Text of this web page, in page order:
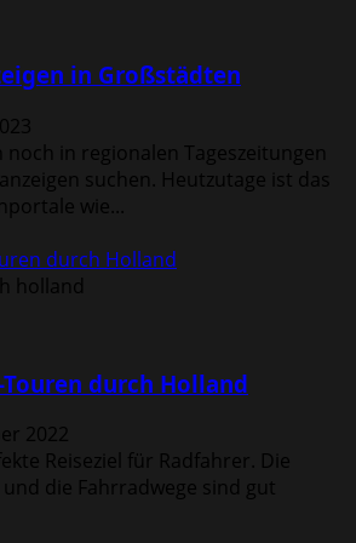
in Großstädten
in regionalen Tageszeitungen
suchen. Heutzutage ist das
wie...
durch Holland
durch Holland
2022
Reiseziel für Radfahrer. Die
die Fahrradwege sind gut